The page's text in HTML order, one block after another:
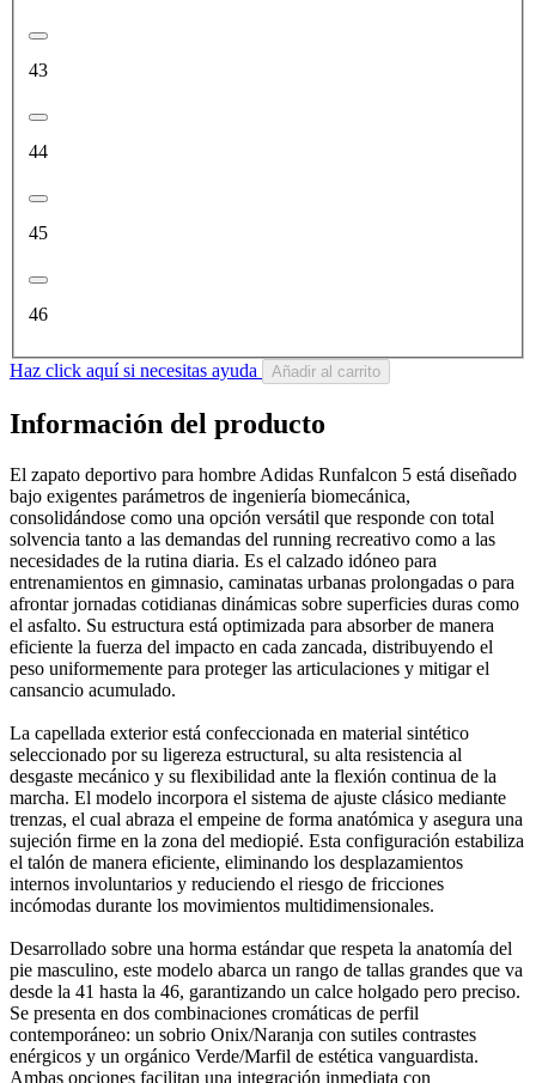
43
44
45
46
Haz click aquí si necesitas ayuda Añadir al carrito
Información del producto
El zapato deportivo para hombre Adidas Runfalcon 5 está diseñado
bajo exigentes parámetros de ingeniería biomecánica,
consolidándose como una opción versátil que responde con total
solvencia tanto a las demandas del running recreativo como a las
necesidades de la rutina diaria. Es el calzado idóneo para
entrenamientos en gimnasio, caminatas urbanas prolongadas o para
afrontar jornadas cotidianas dinámicas sobre superficies duras como
el asfalto. Su estructura está optimizada para absorber de manera
eficiente la fuerza del impacto en cada zancada, distribuyendo el
peso uniformemente para proteger las articulaciones y mitigar el
cansancio acumulado.
La capellada exterior está confeccionada en material sintético
seleccionado por su ligereza estructural, su alta resistencia al
desgaste mecánico y su flexibilidad ante la flexión continua de la
marcha. El modelo incorpora el sistema de ajuste clásico mediante
trenzas, el cual abraza el empeine de forma anatómica y asegura una
sujeción firme en la zona del mediopié. Esta configuración estabiliza
el talón de manera eficiente, eliminando los desplazamientos
internos involuntarios y reduciendo el riesgo de fricciones
incómodas durante los movimientos multidimensionales.
Desarrollado sobre una horma estándar que respeta la anatomía del
pie masculino, este modelo abarca un rango de tallas grandes que va
desde la 41 hasta la 46, garantizando un calce holgado pero preciso.
Se presenta en dos combinaciones cromáticas de perfil
contemporáneo: un sobrio Onix/Naranja con sutiles contrastes
enérgicos y un orgánico Verde/Marfil de estética vanguardista.
Ambas opciones facilitan una integración inmediata con